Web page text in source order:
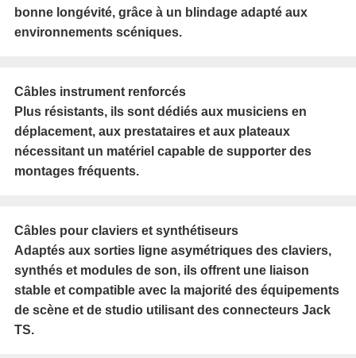
bonne longévité, grâce à un blindage adapté aux
environnements scéniques.
Câbles instrument renforcés
Plus résistants, ils sont dédiés aux musiciens en
déplacement, aux prestataires et aux plateaux
nécessitant un matériel capable de supporter des
montages fréquents.
Câbles pour claviers et synthétiseurs
Adaptés aux sorties ligne asymétriques des claviers,
synthés et modules de son, ils offrent une liaison
stable et compatible avec la majorité des équipements
de scène et de studio utilisant des connecteurs Jack
TS.